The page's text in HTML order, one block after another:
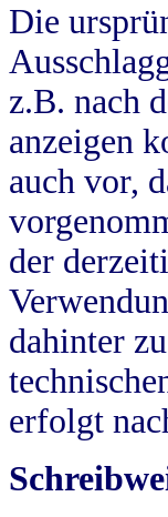
Die
z.B. nach
anzeigen
auch vor,
der
dahinter
erfolgt